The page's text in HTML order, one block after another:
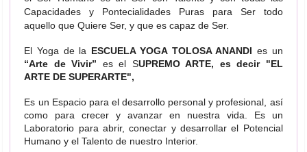
Capacidades y Pontecialidades Puras para Ser todo
aquello que Quiere Ser, y que es capaz de Ser.
El Yoga de la ESCUELA YOGA TOLOSA ANANDI es un
“Arte de Vivir” es el SUPREMO ARTE, es decir "EL
ARTE DE SUPERARTE",
Es un Espacio para el desarrollo personal y profesional, así
como para crecer y avanzar en nuestra vida. Es un
Laboratorio para abrir, conectar y desarrollar el Potencial
Humano y el Talento de nuestro Interior.